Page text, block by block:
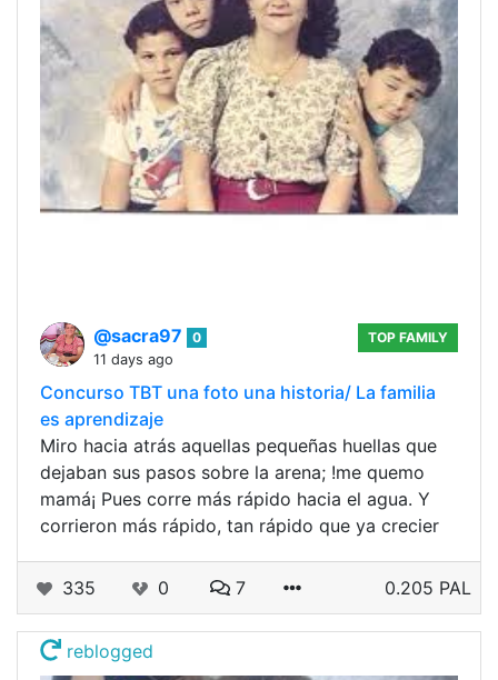
@sacra97
0
11 days ago
TOP FAMILY
Concurso TBT una foto una historia/ La familia
es aprendizaje
Miro hacia atrás aquellas pequeñas huellas que
dejaban sus pasos sobre la arena; !me quemo
mamá¡ Pues corre más rápido hacia el agua. Y
corrieron más rápido, tan rápido que ya crecier
335 0 7 0.205 PAL
reblogged